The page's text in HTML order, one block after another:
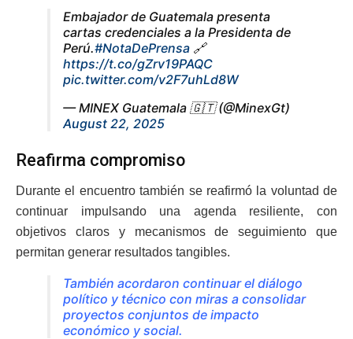
Embajador de Guatemala presenta
cartas credenciales a la Presidenta de
Perú.#NotaDePrensa 🔗
https://t.co/gZrv19PAQC
pic.twitter.com/v2F7uhLd8W
— MINEX Guatemala 🇬🇹 (@MinexGt)
August 22, 2025
Reafirma compromiso
Durante el encuentro también se reafirmó la voluntad de
continuar impulsando una agenda resiliente, con
objetivos claros y mecanismos de seguimiento que
permitan generar resultados tangibles.
También acordaron continuar el diálogo
político y técnico con miras a consolidar
proyectos conjuntos de impacto
económico y social.